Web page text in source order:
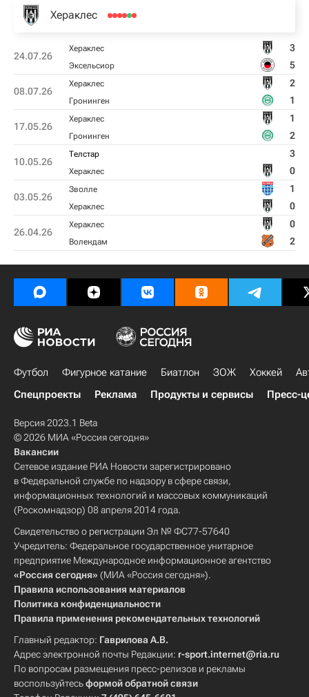
Хераклес
24.07.26
Хераклес 3
Эксельсиор 5
08.07.26
Хераклес 2
Гронинген 1
17.05.26
Хераклес 1
Гронинген 2
10.05.26
Телстар 3
Хераклес 0
03.05.26
Зволле 1
Хераклес 0
26.04.26
Хераклес 0
Волендам 2
Футбол Фигурное катание Биатлон ЗОЖ Хоккей
Спецпроекты
Реклама Продукты и сервисы Пресс-
Версия 2023.1 Beta
© 2026 МИА «Россия сегодня»
Вакансии
Сетевое издание РИА Новости зарегистрировано
в Федеральной службе по надзору в сфере связи,
информационных технологий и массовых коммуникаций
(Роскомнадзор) 08 апреля 2014 года.
Свидетельство о регистрации Эл № ФС77-57640
Учредитель: Федеральное государственное унитарное
предприятие Международное информационное агентство
«Россия сегодня» (МИА «Россия сегодня»).
Правила использования материалов
Политика конфиденциальности
Правила применения рекомендательных технологий
Главный редактор: Гаврилова А.В.
Адрес электронной почты Редакции: r-sport.internet@ria.ru
По вопросам размещения пресс-релизов и рекламы
воспользуйтесьформой обратной связи